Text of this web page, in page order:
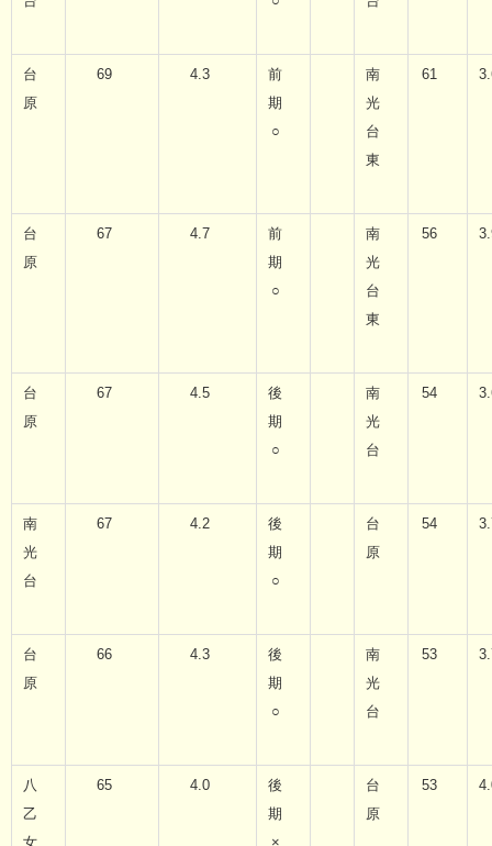
台
原
69 4.3
前
期
○
南
光
台
東
61
台
原
67 4.7
前
期
○
南
光
台
東
56
台
原
67 4.5
後
期
○
南
光
台
54
南
光
台
67 4.2
後
期
○
台
原
54
台
原
66 4.3
後
期
○
南
光
台
53
八
乙
女
65 4.0
後
期
×
台
原
53